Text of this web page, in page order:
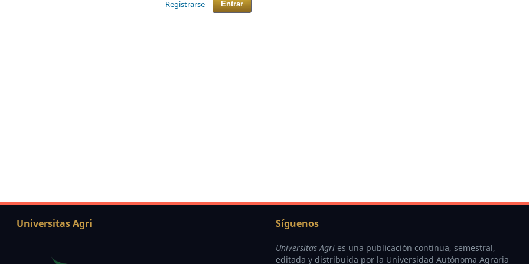
Entrar
Registrarse
Universitas Agri Síguenos
Universitas Agries una publicación continua, semestral,
editada y distribuida por la Universidad Autónoma Agraria